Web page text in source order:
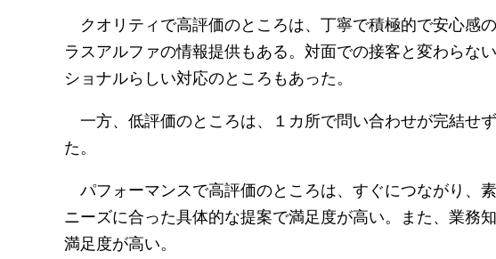
クオリティで高評価のところは、丁寧で積極的で安心感
ラスアルファの情報提供もある。対面での接客と変わらな
ショナルらしい対応のところもあった。
一方、低評価のところは、１カ所で問い合わせが完結せ
た。
パフォーマンスで高評価のところは、すぐにつながり、
ニーズに合った具体的な提案で満足度が高い。また、業務
満足度が高い。